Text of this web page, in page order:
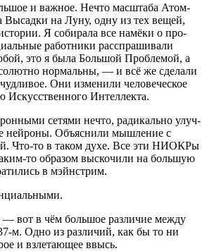
и важ­ное. Нечто мас­шта­ба Атом­
на Луну, одну из тех вещей,
Я соби­ра­ла все намё­ки о про­
работ­ни­ки рас­спра­ши­ва­ли
это я была Боль­шой Про­бле­мой, а
нор­маль­ны, — и всё же сде­ла­ли
Они изме­ни­ли чело­ве­че­ское
Интеллекта.
сетя­ми нечто, ради­каль­но улуч­
ней­ро­ны. Объ­яс­ни­ли мыш­ле­ние с
Что-то в таком духе. Все эти НИО­К­Ры
то обра­зом выско­чи­ли на боль­шую
в мэйнстрим.
— вот в чём боль­шое раз­ли­чие меж­ду
Одно из раз­ли­чий, как бы то ни
и взле­та­ю­щее ввысь.